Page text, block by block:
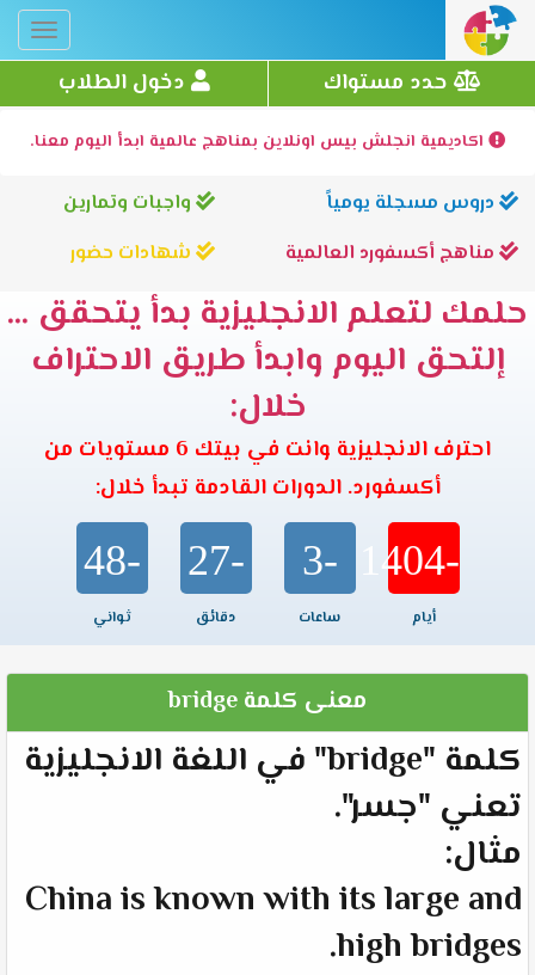
حدد مستواك دخول الطلاب
اكاديمية انجلش بيس اونلاين بمناهج عالمية ابدأ اليوم معنا.
دروس مسجلة يومياً
واجبات وتمارين
مناهج أكسفورد العالمية
شهادات حضور
حلمك لتعلم الانجليزية بدأ يتحقق ...
إلتحق اليوم وابدأ طريق الاحتراف
خلال:
احترف الانجليزية وانت في بيتك 6 مستويات من
أكسفورد. الدورات القادمة تبدأ خلال:
-1404
أيام
-3
ساعات
-27
دقائق
-48
ثواني
معنى كلمة bridge
كلمة "bridge" في اللغة الانجليزية
تعني "جسر".
مثال:
China is known with its large and
high bridges.